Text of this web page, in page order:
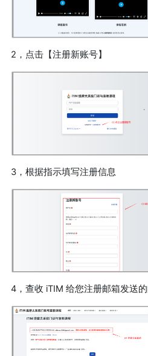
2，点击【注册新账号】
3，根据指示填写注册信息
4，查收 iTIM 给您注册邮箱发送